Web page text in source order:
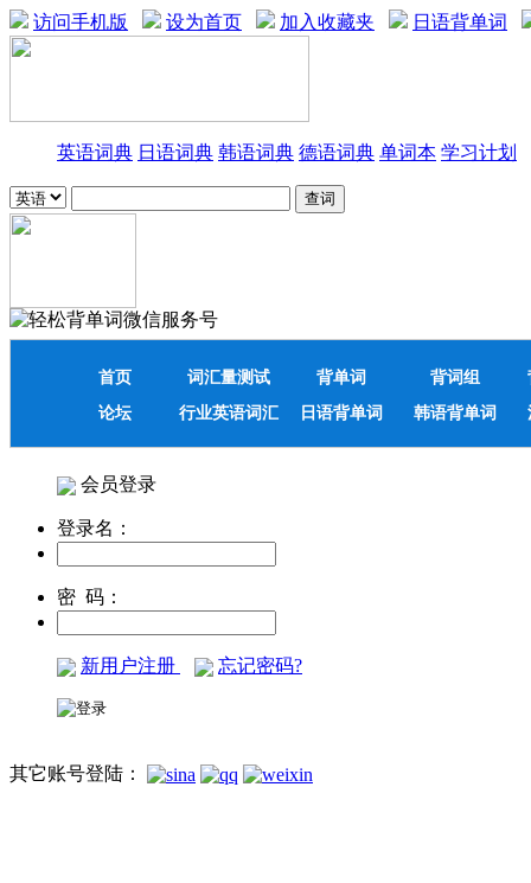
访问手机版 设为首页 加入收藏夹 日语背单词
英语词典 日语词典 韩语词典 德语词典 单词本 学习计划
首页 词汇量测试 背单词 背词组
论坛
行业英语词汇 日语背单词 韩语背单词
会员登录
登录名：
密 码：
新用户注册 忘记密码?
其它账号登陆：